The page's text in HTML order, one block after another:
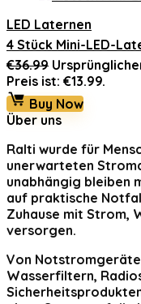
LED Laternen
4 Stück Mini-LED-
€36.99
Preis ist: €13.99.
Buy Now
Über uns
Ralti wurde für
unerwarteten
unabhängig bleiben
auf praktische
Zuhause mit Strom,
versorgen.
Von
Wasserfiltern,